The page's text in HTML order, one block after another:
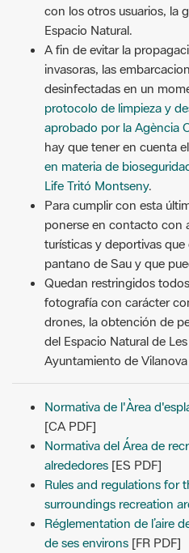
con los otros usuarios, la
Espacio Natural.
A fin de evitar la
invasoras, las
desinfectadas en un
protocolo de limpieza y
aprobado por la Agència
hay que tener en cuenta el
en materia de
Life Tritó Montseny.
Para cumplir con esta
ponerse en contacto con
turísticas y deportivas
pantano de Sau y que
Quedan restringidos
fotografía con carácter
drones, la obtención de
del Espacio Natural de
Ayuntamiento de
Normativa de l'Àrea
[CA PDF]
Normativa del Área de
alrededores [ES PDF]
Rules and regulations for
surroundings recreation
Réglementation de l’aire
de ses environs [FR PDF]